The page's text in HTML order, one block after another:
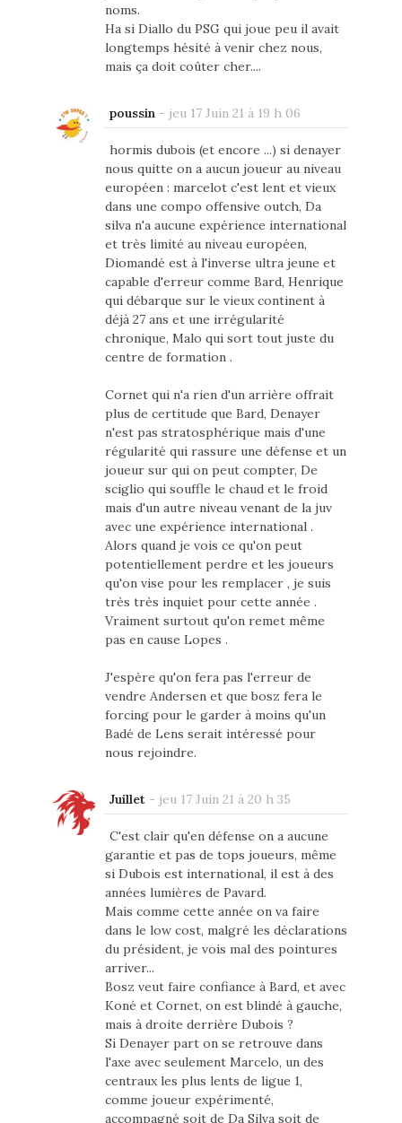
noms.
Ha si Diallo du PSG qui joue peu il avait
longtemps hésité à venir chez nous,
mais ça doit coûter cher....
poussin - jeu 17 Juin 21 à 19 h 06
hormis dubois (et encore ...) si denayer
nous quitte on a aucun joueur au niveau
européen : marcelot c'est lent et vieux
dans une compo offensive outch, Da
silva n'a aucune expérience international
et très limité au niveau européen,
Diomandé est à l'inverse ultra jeune et
capable d'erreur comme Bard, Henrique
qui débarque sur le vieux continent à
déjà 27 ans et une irrégularité
chronique, Malo qui sort tout juste du
centre de formation .
Cornet qui n'a rien d'un arrière offrait
plus de certitude que Bard, Denayer
n'est pas stratosphérique mais d'une
régularité qui rassure une défense et un
joueur sur qui on peut compter, De
sciglio qui souffle le chaud et le froid
mais d'un autre niveau venant de la juv
avec une expérience international .
Alors quand je vois ce qu'on peut
potentiellement perdre et les joueurs
qu'on vise pour les remplacer , je suis
très très inquiet pour cette année .
Vraiment surtout qu'on remet même
pas en cause Lopes .
J'espère qu'on fera pas l'erreur de
vendre Andersen et que bosz fera le
forcing pour le garder à moins qu'un
Badé de Lens serait intéressé pour
nous rejoindre.
Juillet- jeu 17 Juin 21 à 20 h 35
C'est clair qu'en défense on a aucune
garantie et pas de tops joueurs, même
si Dubois est international, il est à des
années lumières de Pavard.
Mais comme cette année on va faire
dans le low cost, malgré les déclarations
du président, je vois mal des pointures
arriver...
Bosz veut faire confiance à Bard, et avec
Koné et Cornet, on est blindé à gauche,
mais à droite derrière Dubois ?
Si Denayer part on se retrouve dans
l'axe avec seulement Marcelo, un des
centraux les plus lents de ligue 1,
comme joueur expérimenté,
accompagné soit de Da Silva soit de